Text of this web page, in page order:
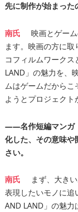
先に制作が始まった
南氏
映画とゲー
ます。映画の方に
コフィルムワーク
LAND」の魅力を、
ムはゲームだからこ
ようとプロジェクト
――名作短編マンガ
化した、その意味や
さい。
南氏
まず、大き
表現したいモノに追
AND LAND」の魅